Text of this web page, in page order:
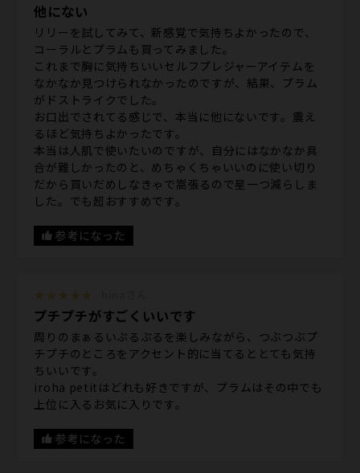
他にない
リリーを試してみて、新感覚で気持ちよかったので、
コーラルとプラムも買ってみました。
これまで胸に気持ちいいセルフプレジャーアイテムを
なかなか見つけられなかったのですが、結果、プラム
がドストライクでした。
お口出でされてる感じで、本当に他にないです。震え
るほど気持ちよかったです。
本当は人肌で使いたいのですが、自分にはなかなか具
合が難しかったのと、めちゃくちゃいいのに使い切り
だから買いだめしなきゃで嵩張るので星一つ減らしま
した。でも超おすすめです。
参考になった
プチプチがすごくいいです
周りのまぁるいぷるぷるを楽しみながら、つぶつぶプ
チプチのところをアクセント的に当てるととても気持
ちいいです。
iroha petitはどれも好きですが、プラムはその中でも
上位に入るお気に入りです。
参考になった